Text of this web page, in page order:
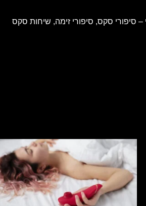
סיפורי סקס, סיפורי זימה, שיחות סקס